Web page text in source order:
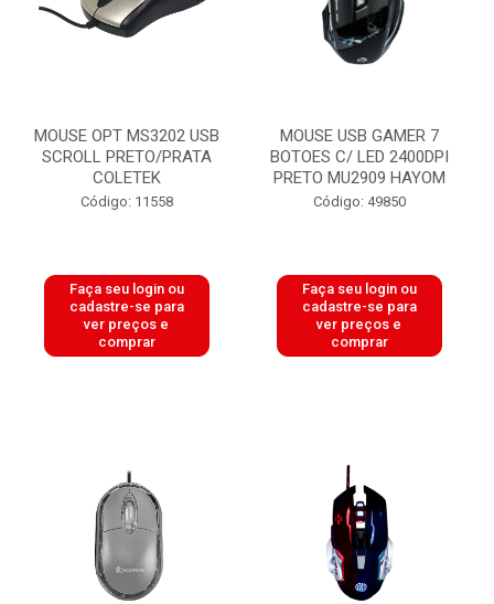
MOUSE OPT MS3202 USB
SCROLL PRETO/PRATA
COLETEK
Código: 11558
Faça seu login ou
cadastre-se para
ver preços e
comprar
MOUSE USB GAMER 7
BOTOES C/ LED 2400DPI
PRETO MU2909 HAYOM
Código: 49850
Faça seu login ou
cadastre-se para
ver preços e
comprar